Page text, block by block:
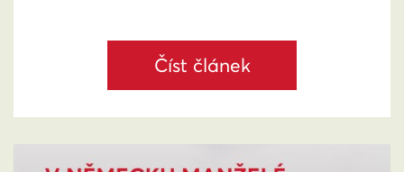
Číst článek